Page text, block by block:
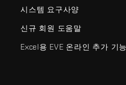
시스템 요구사양
신규 회원 도움말
Excel용 EVE 온라인 추가 기능